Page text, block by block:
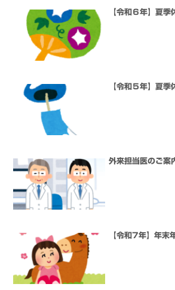
【令和６年】夏季
【令和５年】夏季
外来担当医のご案
【令和7年】年末